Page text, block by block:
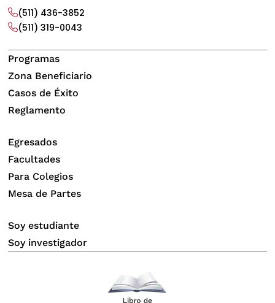
(511) 436-3852
(511) 319-0043
Programas
Zona Beneficiario
Casos de Éxito
Reglamento
Egresados
Facultades
Para Colegios
Mesa de Partes
Soy estudiante
Soy investigador